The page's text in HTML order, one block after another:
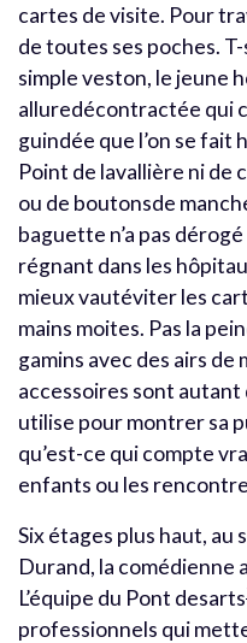
cartes de visite. Pour
de toutes ses poches.
simple veston, le jeune
alluredécontractée qui
guindée que l’on se fait
Point de lavallière ni de
ou de boutonsde
baguette n’a pas
régnant dans les
mieux vautéviter les
mains moites. Pas la
gamins avec des airs de
accessoires sont autant
utilise pour montrer sa
qu’est-ce qui compte
enfants ou les
Six étages plus haut,
Durand, la comédienne
L’équipe du Pont desarts
professionnels qui